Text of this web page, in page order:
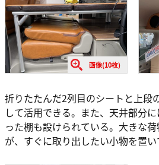
画像(10枚)
折りたたんだ2列目のシートと上段
して活用できる。また、天井部分
った棚も設けられている。大きな
が、すぐに取り出したい小物を置い